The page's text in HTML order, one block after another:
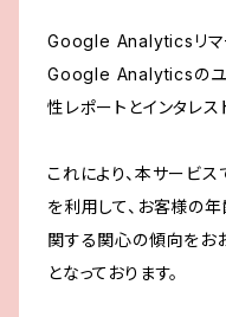
Google Analyticsリマ
Google Analyticsのユ
性レポートとインタレス
これにより、本サー
を利用して、お客様の
関する関心の傾向をお
となっております。